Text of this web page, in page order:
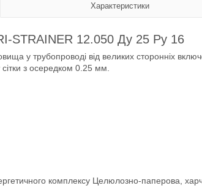
Характеристики
STRAINER 12.050 Ду 25 Ру 16
у трубопроводі від великих сторонніх
з осередком 0.25 мм.
комплексу Целюлозно-паперова,